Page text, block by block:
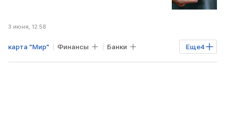
3 июня, 12:58
Еще4
карта "Мир" Финансы Банки
РОССИЯ НСПК ПМЭФ-2026